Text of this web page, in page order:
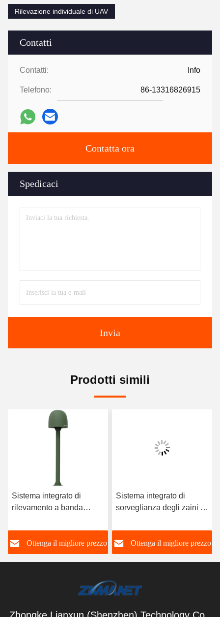
Contatti
Contatti: Info
Telefono: 86-13316826915
Contatta ora
Spedicaci
Invia
Rilevazione individuale di UAV
Prodotti simili
Sistema integrato di
rilevamento a banda
attacco di droni
Ottenga il migliore prezzo
Sistema integrato di
sorveglianza degli zaini e
Ottenga il migliore prezzo